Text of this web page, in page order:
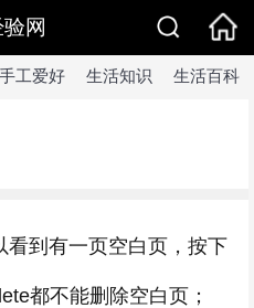
网
手工爱好 生活知识 生活百科
看到有一页空白页，按下
都不能删除空白页；